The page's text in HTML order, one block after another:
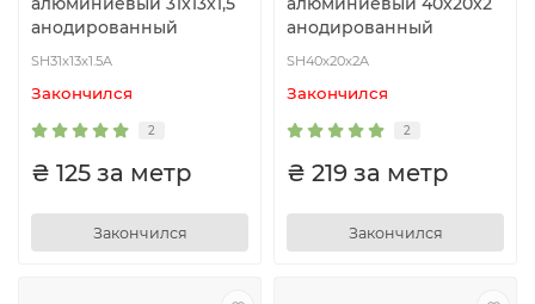
анодированный
SH31x13x1.5A
Закончился
2
₴ 125 за метр
Закончился
анодированный
SH40x20x2A
Закончился
2
₴ 219 за метр
Закончился